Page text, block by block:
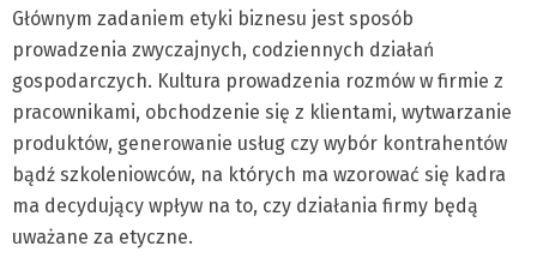
Głównym zadaniem etyki biznesu jest sposób
prowadzenia zwyczajnych, codziennych działań
gospodarczych. Kultura prowadzenia rozmów w firmie z
pracownikami, obchodzenie się z klientami, wytwarzanie
produktów, generowanie usług czy wybór kontrahentów
bądź szkoleniowców, na których ma wzorować się kadra
ma decydujący wpływ na to, czy działania firmy będą
uważane za etyczne.